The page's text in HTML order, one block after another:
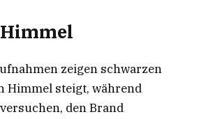
zeigen schwarzen
Himmel steigt, während
den Brand